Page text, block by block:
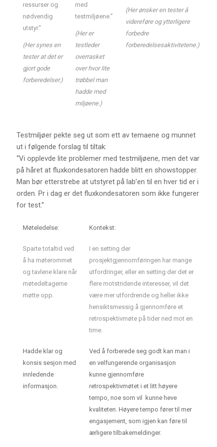
ressurser og
nødvendig
utstyr.”
(Her synes en
tester at det er
gjort gode
forberedelser.)
med
testmiljøene.”
(Her er
testleder
overrasket
over hvor lite
trøbbel man
hadde med
miljøene.)
(Her ønsker en tester å
videreføre og ytterligere
forbedre
forberedelsesaktivitetene.)
Testmiljøer pekte seg ut som ett av temaene og munnet
ut i følgende forslag til tiltak:
“Vi opplevde lite problemer med testmiljøene, men det var
på håret at fluxkondesatoren hadde blitt en showstopper.
Man bør etterstrebe at utstyret på lab’en til en hver tid er i
orden. Pr i dag er det fluxkondesatoren som ikke fungerer
for test.”
Møteledelse: Kontekst:
Sparte totaltid ved
å ha møterommet
og tavlene klare når
møtedeltagerne
møtte opp.
I en setting der
prosjektgjennomføringen har mange
utfordringer, eller en setting der det er
flere motstridende interesser, vil det
være mer utfordrende og heller ikke
hensiktsmessig å gjennomføre et
retrospektivmøte på tider ned mot en
time.
Hadde klar og
konsis sesjon med
innledende
informasjon.
Ved å forberede seg godt kan man i
en velfungerende organisasjon
kunne gjennomføre
retrospektivmøtet i et litt høyere
tempo, noe som vil kunne heve
kvaliteten. Høyere tempo fører til mer
engasjement, som igjen kan føre til
ærligere tilbakemeldinger.